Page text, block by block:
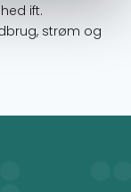
ift.
strøm og